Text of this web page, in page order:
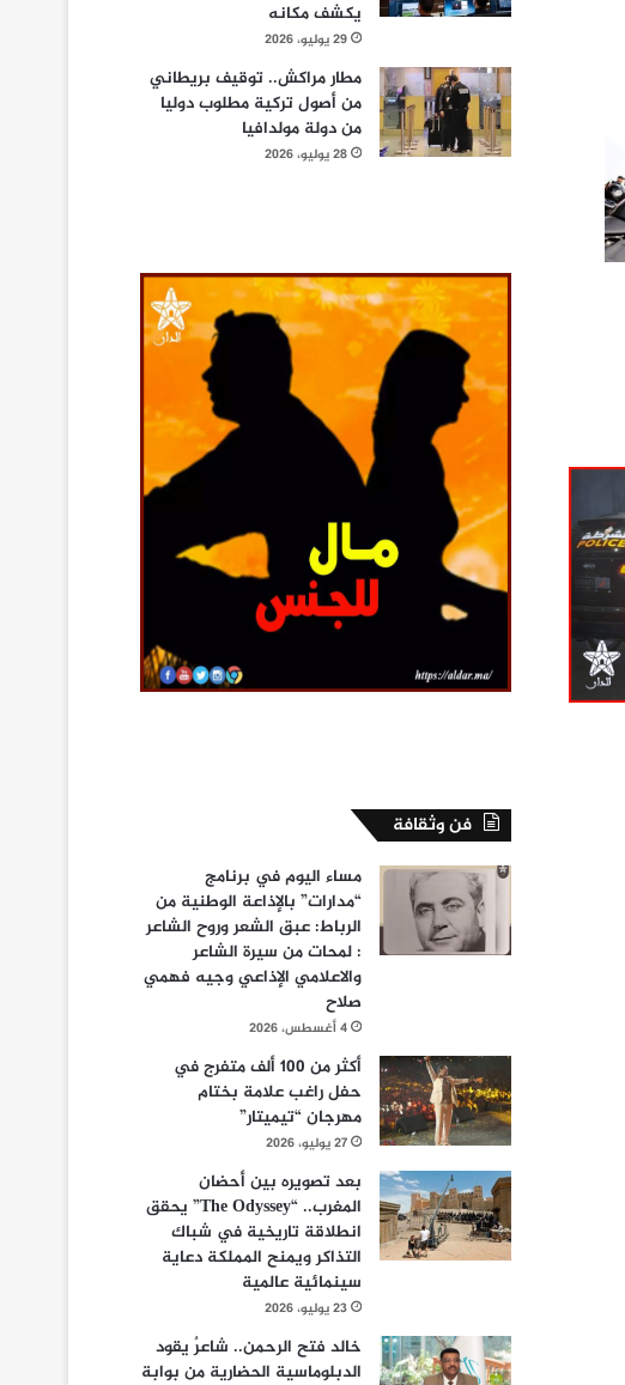
يكشف مكانه
29 يوليو، 2026
مطار مراكش.. توقيف بريطاني
من أصول تركية مطلوب دوليا
من دولة مولدافيا
28 يوليو، 2026
فن وثقافة
مساء اليوم في برنامج
“مدارات” بالإذاعة الوطنية من
الرباط: عبق الشعر وروح الشاعر
: لمحات من سيرة الشاعر
والاعلامي الإذاعي وجيه فهمي
صلاح
4 أغسطس، 2026
أكثر من 100 ألف متفرج في
حفل راغب علامة بختام
مهرجان “تيميتار”
27 يوليو، 2026
بعد تصويره بين أحضان
المغرب.. “The Odyssey” يحقق
انطلاقة تاريخية في شباك
التذاكر ويمنح المملكة دعاية
سينمائية عالمية
23 يوليو، 2026
خالد فتح الرحمن.. شاعرٌ يقود
الدبلوماسية الحضارية من بوابة